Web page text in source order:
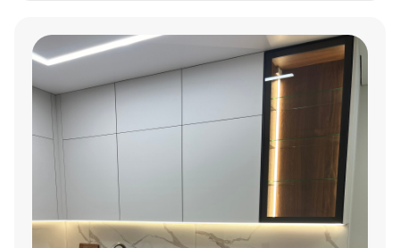
древесный декор.
Фасады Кроношпан K090 PW Дуб Экспресив
Бронзовый и K8685 BSPD Белый Снег создают
аккуратный современный контраст.
Фурнитура Hettich подходит для комфортного
ежедневного использования гарнитура.
Столешница ЛДСП Дуб Ниагара поддерживает
древесную гамму и делает рабочую поверхность
Комплект техники Weissgauff, Haier и Gorenje уже